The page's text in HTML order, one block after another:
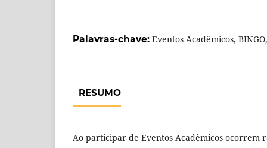
Palavras-chave: Eventos Acadêmicos,
RESUMO
Ao participar de Eventos Acadêmicos ocorrem